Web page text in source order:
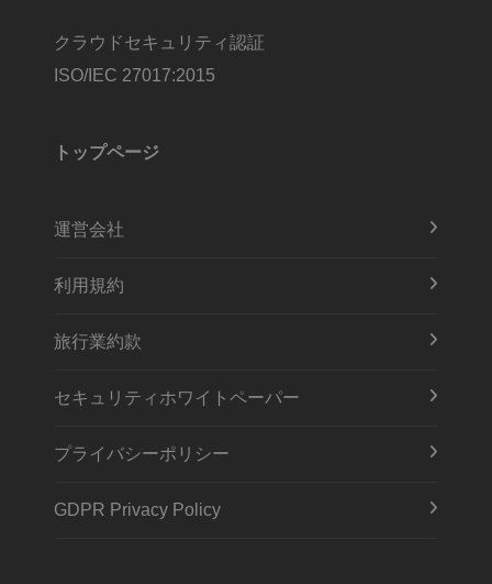
クラウドセキュリティ認証
ISO/IEC 27017:2015
トップページ
運営会社
利用規約
旅行業約款
セキュリティホワイトペーパー
プライバシーポリシー
GDPR Privacy Policy